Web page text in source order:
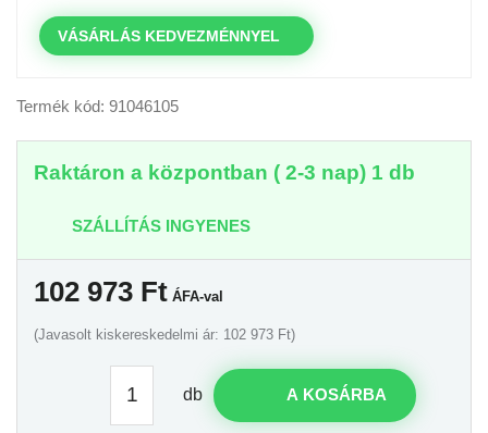
VÁSÁRLÁS KEDVEZMÉNNYEL
Termék kód: 91046105
Raktáron a központban ( 2-3 nap) 1 db
SZÁLLÍTÁS INGYENES
102 973 Ft ÁFA-val
(Javasolt kiskereskedelmi ár: 102 973 Ft)
db A KOSÁRBA